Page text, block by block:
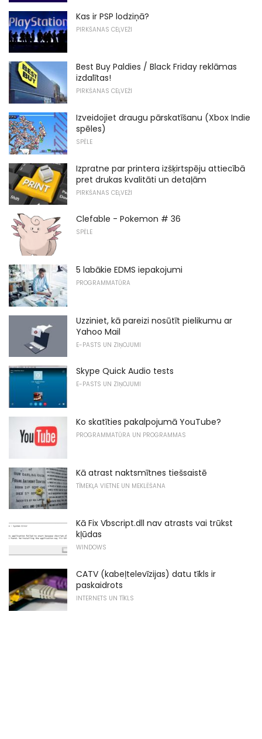
Kas ir PSP lodziņā?
PIRKŠANAS CEĻVEŽI
Best Buy Paldies / Black Friday reklāmas
izdalītas!
PIRKŠANAS CEĻVEŽI
Izveidojiet draugu pārskatīšanu (Xbox Indie
spēles)
SPĒLE
Izpratne par printera izšķirtspēju attiecībā
pret drukas kvalitāti un detaļām
PIRKŠANAS CEĻVEŽI
Clefable - Pokemon # 36
SPĒLE
5 labākie EDMS iepakojumi
PROGRAMMATŪRA
Uzziniet, kā pareizi nosūtīt pielikumu ar
Yahoo Mail
E-PASTS UN ZIŅOJUMI
Skype Quick Audio tests
E-PASTS UN ZIŅOJUMI
Ko skatīties pakalpojumā YouTube?
PROGRAMMATŪRA UN PROGRAMMAS
Kā atrast naktsmītnes tiešsaistē
TĪMEKĻA VIETNE UN MEKLĒŠANA
Kā Fix Vbscript.dll nav atrasts vai trūkst
kļūdas
WINDOWS
CATV (kabeļtelevīzijas) datu tīkls ir
paskaidrots
INTERNETS UN TĪKLS